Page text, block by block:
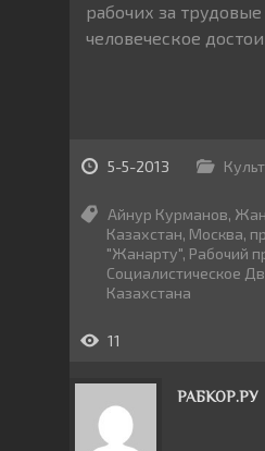
рабочих за
человеческое
5-5-2013
Айнур Курманов,
Казахстан, Москва,
"Жанарту", Рабочий
Социалистическое
Казахстана
11
РАБКОР.РУ